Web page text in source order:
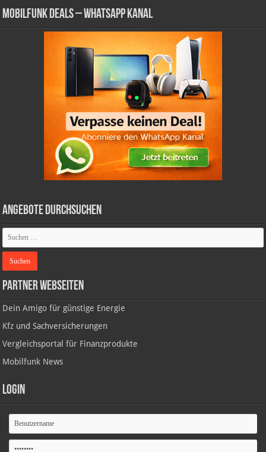
Mobilfunk Deals – WhatsApp Kanal
Angebote durchsuchen
Partner Webseiten
Dein Amigo für günstige Energie
Kfz und Sachversicherungen
Vergleichsportal für Finanzprodukte
Mobilfunk News
Login